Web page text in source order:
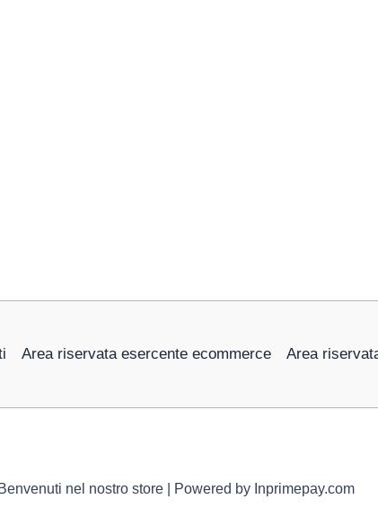
Area riservata esercente ecommerce Area
nel nostro store | Powered by Inprimepay.com